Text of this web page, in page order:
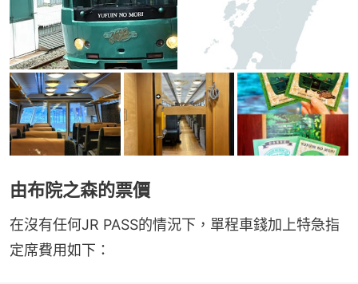
由布院之森的票價
在沒有任何JR PASS的情況下，單程車錢加上特急指
定席費用如下：